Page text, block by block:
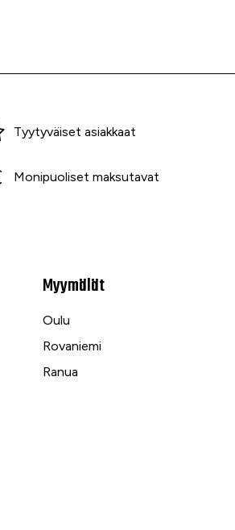
Tyytyväiset asiakkaat
Monipuoliset maksutavat
Myymälät
Oulu
Rovaniemi
Ranua